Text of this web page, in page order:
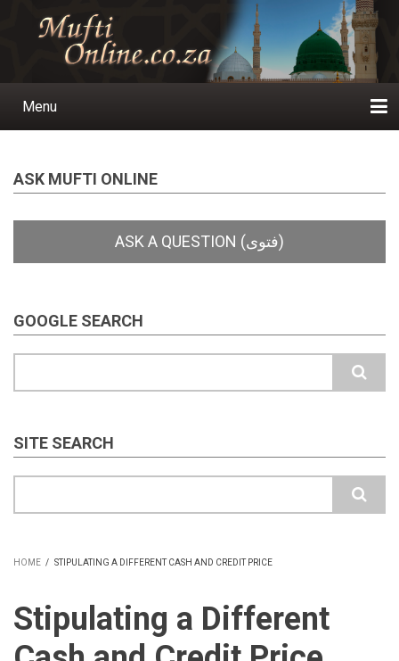
Main
Menu
ASK MUFTI ONLINE
GOOGLE SEARCH
SITE SEARCH
HOME / STIPULATING A DIFFERENT CASH AND CREDIT PRICE
Stipulating a Different